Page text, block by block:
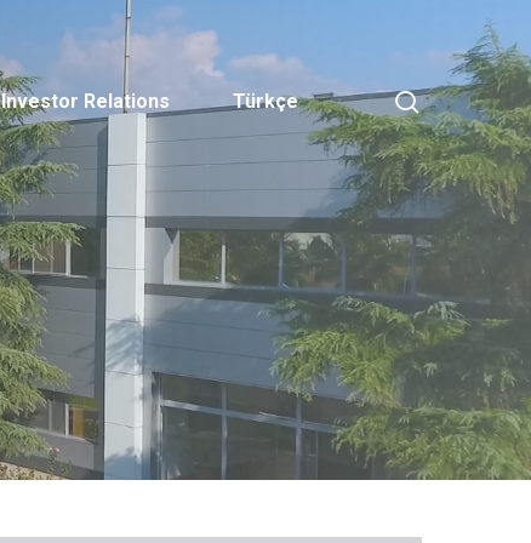
Investor Relations Türkçe search